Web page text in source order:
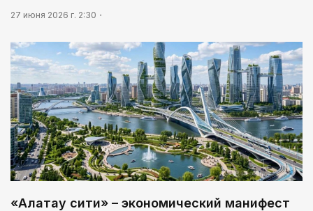
03:00
27 июня 2026 г. 2:30
«Алатау сити» – экономический манифест